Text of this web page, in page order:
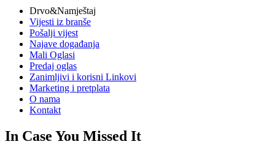
Drvo&Namještaj
Vijesti iz branše
Pošalji vijest
Najave događanja
Mali Oglasi
Predaj oglas
Zanimljivi i korisni Linkovi
Marketing i pretplata
O nama
Kontakt
In Case You Missed It